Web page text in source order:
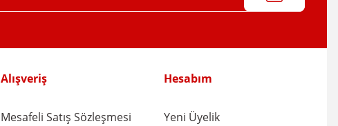
Alışveriş
Mesafeli Satış Sözleşmesi
Hesabım
Yeni Üyelik